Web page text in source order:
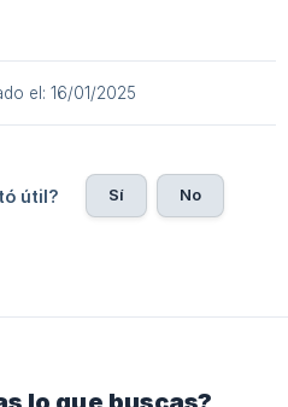
el: 16/01/2025
útil? Sí No